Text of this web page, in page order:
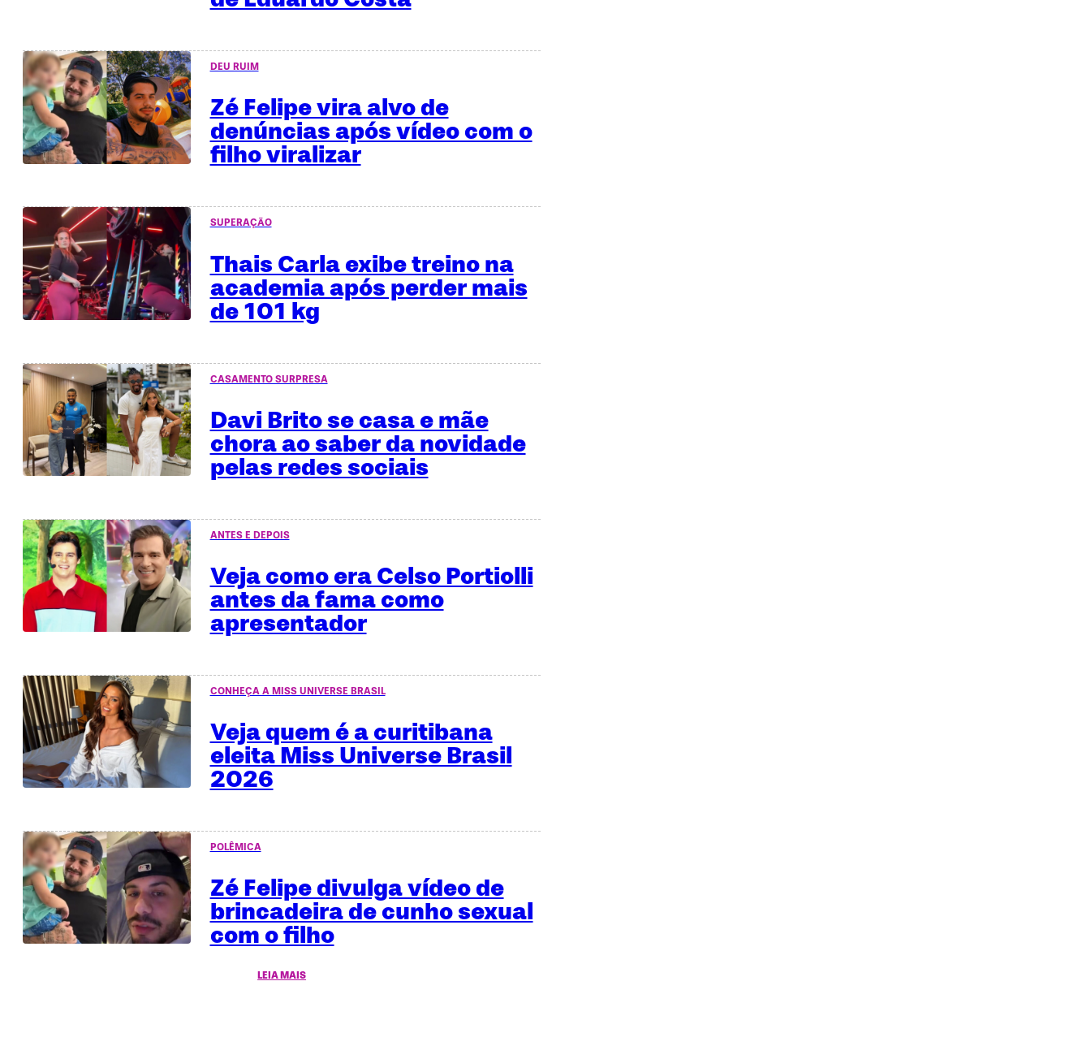
DEU RUIM
Zé Felipe vira alvo de
denúncias após vídeo com o
filho viralizar
SUPERAÇÃO
Thais Carla exibe treino na
academia após perder mais
de 101 kg
CASAMENTO SURPRESA
Davi Brito se casa e mãe
chora ao saber da novidade
pelas redes sociais
ANTES E DEPOIS
Veja como era Celso Portiolli
antes da fama como
apresentador
CONHEÇA A MISS UNIVERSE BRASIL
Veja quem é a curitibana
eleita Miss Universe Brasil
2026
POLÊMICA
Zé Felipe divulga vídeo de
brincadeira de cunho sexual
com o filho
LEIA MAIS